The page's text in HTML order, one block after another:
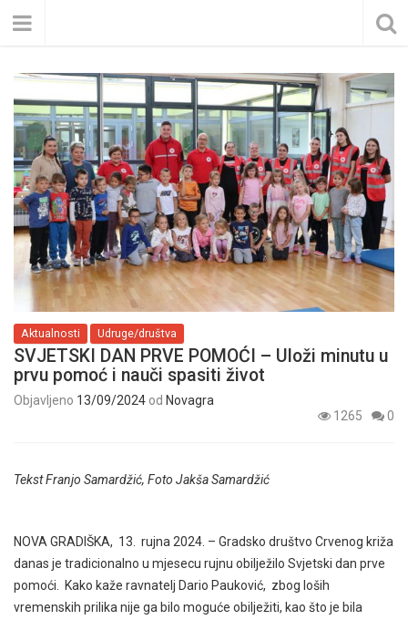
Aktualnosti Udruge/društva
SVJETSKI DAN PRVE POMOĆI – Uloži minutu u
prvu pomoć i nauči spasiti život
Objavljeno 13/09/2024 od Novagra
1265
0
Tekst Franjo Samardžić, Foto Jakša Samardžić
NOVA GRADIŠKA, 13. rujna 2024. – Gradsko društvo Crvenog križa
danas je tradicionalno u mjesecu rujnu obilježilo Svjetski dan prve
pomoći. Kako kaže ravnatelj Dario Pauković, zbog loših
vremenskih prilika nije ga bilo moguće obilježiti, kao što je bila